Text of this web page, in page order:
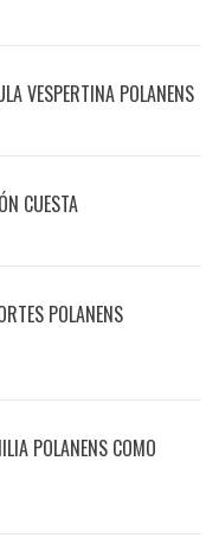
VESPERTINA POLANENS
CUESTA
POLANENS
POLANENS COMO